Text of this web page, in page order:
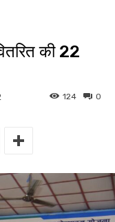
की 22
0
124